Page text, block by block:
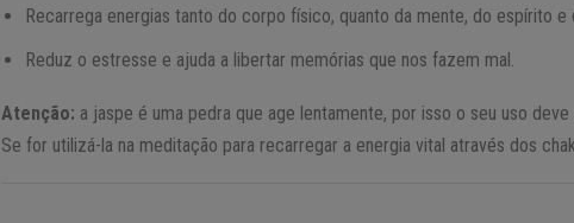
Recarrega energias tanto do corpo físico, quanto da mente, do espírito e
Reduz o estresse e ajuda a libertar memórias que nos fazem mal.
Atenção: a jaspe é uma pedra que age lentamente, por isso o seu uso
Se for utilizá-la na meditação para recarregar a energia vital através dos